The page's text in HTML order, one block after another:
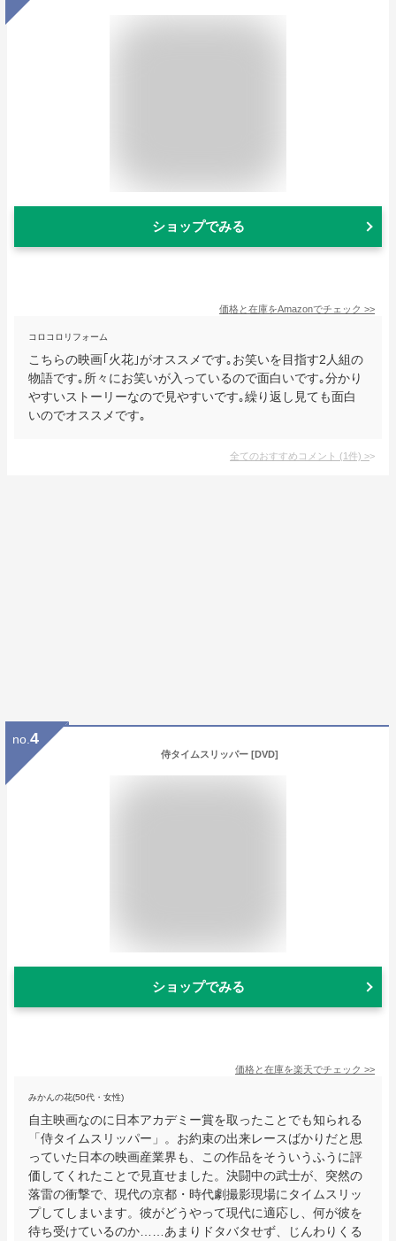
ショップでみる
価格と在庫をAmazonでチェック >>
コロコロリフォーム
こちらの映画｢火花｣がオススメです｡お笑いを目指す2人組の
物語です｡所々にお笑いが入っているので面白いです｡分かり
やすいストーリーなので見やすいです｡繰り返し見ても面白
いのでオススメです｡
全てのおすすめコメント (1件) >
no. 4
侍タイムスリッパー [DVD]
ショップでみる
価格と在庫を楽天でチェック >>
みかんの花(50代・女性)
自主映画なのに日本アカデミー賞を取ったことでも知られる
「侍タイムスリッパー」。お約束の出来レースばかりだと思
っていた日本の映画産業界も、この作品をそういうふうに評
価してくれたことで見直せました。決闘中の武士が、突然の
落雷の衝撃で、現代の京都・時代劇撮影現場にタイムスリッ
プしてしまいます。彼がどうやって現代に適応し、何が彼を
待ち受けているのか……あまりドタバタせず、じんわりくる